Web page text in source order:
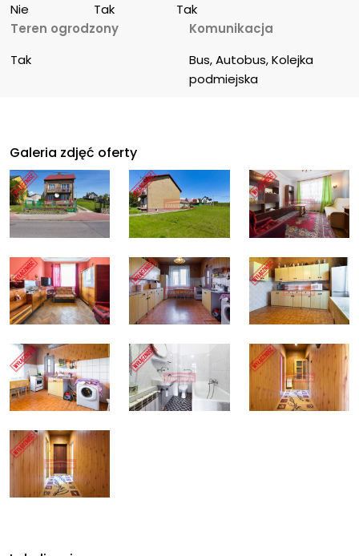
Nie
Tak
Tak
Teren ogrodzony
Tak
Komunikacja
Bus, Autobus, Kolejka
podmiejska
Galeria zdjęć oferty